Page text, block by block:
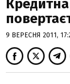
9 ВЕРЕСНЯ 2011,